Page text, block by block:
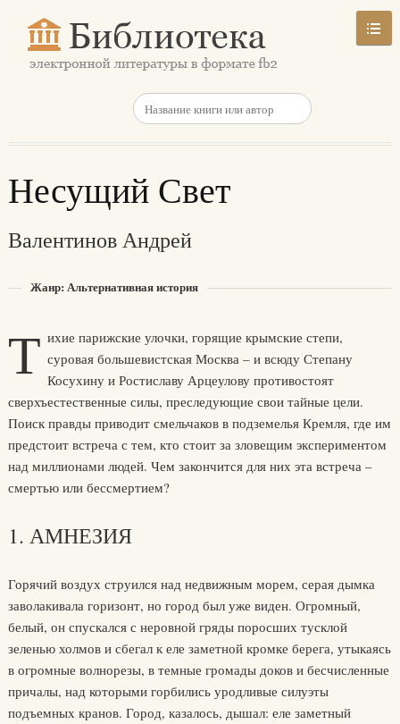
Несущий Свет
Валентинов Андрей
Жанр: Альтернативная история
Т ихие парижские улочки, горящие крымские степи,
суровая большевистская Москва – и всюду Степану
Косухину и Ростиславу Арцеулову противостоят
сверхъестественные силы, преследующие свои тайные цели.
Поиск правды приводит смельчаков в подземелья Кремля, где им
предстоит встреча с тем, кто стоит за зловещим экспериментом
над миллионами людей. Чем закончится для них эта встреча –
смертью или бессмертием?
1. АМНЕЗИЯ
Горячий воздух струился над недвижным морем, серая дымка
заволакивала горизонт, но город был уже виден. Огромный,
белый, он спускался с неровной гряды поросших тусклой
зеленью холмов и сбегал к еле заметной кромке берега, утыкаясь
в огромные волнорезы, в темные громады доков и бесчисленные
причалы, над которыми горбились уродливые силуэты
подъемных кранов. Город, казалось, дышал: еле заметный